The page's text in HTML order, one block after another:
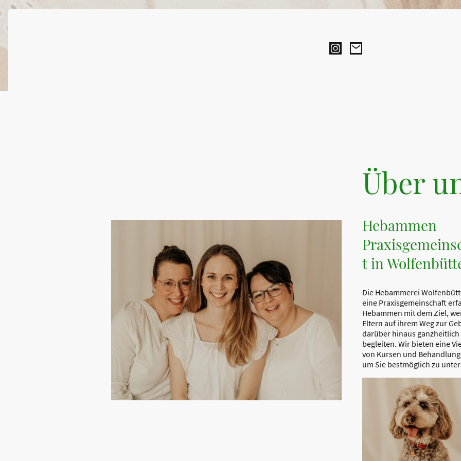
Über
Hebammen
t in
Die Hebammerei
eine Praxisgemeinschaft
Hebammen mit dem Ziel,
Eltern auf ihrem Weg zur
darüber hinaus ganzheitlich
begleiten. Wir bieten eine
von Kursen und
um Sie bestmöglich zu